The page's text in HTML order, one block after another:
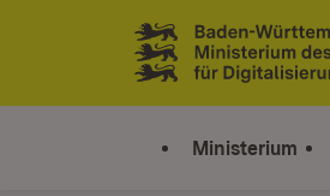
Zum Inhalt springen
Link zur Startseite
Ministerium